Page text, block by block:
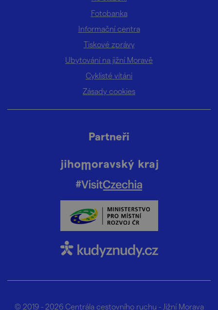
Fotobanka
Informační centra
Tiskové zprávy
Ubytování na jižní Moravě
Cyklisté vítáni
Zásady cookies
Partneři
© 2019 - 2026 Centrála cestovního ruchu - Jižní Morava